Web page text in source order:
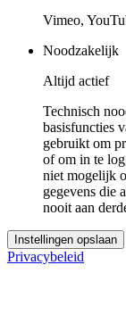
Vimeo,
Noodzakelijk
Altijd actief
Technisch
basisfuncties
gebruikt om
of om in te
niet mogelijk
gegevens die
nooit aan
Instellingen opslaan
Privacybeleid